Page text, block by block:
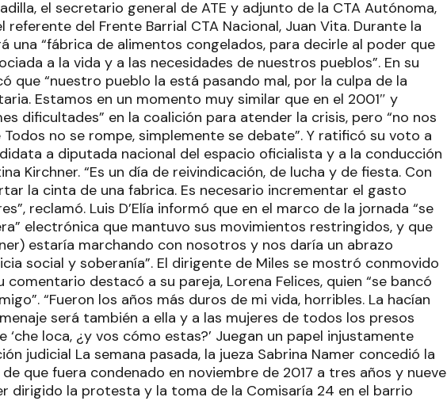
el secretario general de ATE y adjunto de la CTA Autónoma,
referente del Frente Barrial CTA Nacional, Juan Vita. Durante la
una “fábrica de alimentos congelados, para decirle al poder que
a la vida y a las necesidades de nuestros pueblos”. En su
que “nuestro pueblo la está pasando mal, por la culpa de la
Estamos en un momento muy similar que en el 2001″ y
dificultades” en la coalición para atender la crisis, pero “no nos
no se rompe, simplemente se debate”. Y ratificó su voto a
a diputada nacional del espacio oficialista y a la conducción
Kirchner. “Es un día de reivindicación, de lucha y de fiesta. Con
la cinta de una fabrica. Es necesario incrementar el gasto
reclamó. Luis D’Elía informó que en el marco de la jornada “se
electrónica que mantuvo sus movimientos restringidos, y que
estaría marchando con nosotros y nos daría un abrazo
social y soberanía”. El dirigente de Miles se mostró conmovido
comentario destacó a su pareja, Lorena Felices, quien “se bancó
“Fueron los años más duros de mi vida, horribles. La hacían
será también a ella y a las mujeres de todos los presos
loca, ¿y vos cómo estas?’ Juegan un papel injustamente
judicial La semana pasada, la jueza Sabrina Namer concedió la
que fuera condenado en noviembre de 2017 a tres años y nueve
dirigido la protesta y la toma de la Comisaría 24 en el barrio